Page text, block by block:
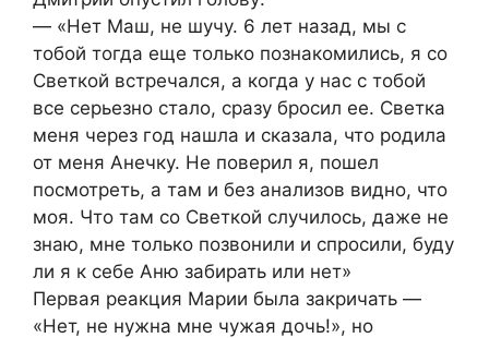
— «Нет Маш, не шучу. 6 лет назад, мы с
тобой тогда еще только познакомились, я со
Светкой встречался, а когда у нас с тобой
все серьезно стало, сразу бросил ее. Светка
меня через год нашла и сказала, что родила
от меня Анечку. Не поверил я, пошел
посмотреть, а там и без анализов видно, что
моя. Что там со Светкой случилось, даже не
знаю, мне только позвонили и спросили, буду
ли я к себе Аню забирать или нет»
Первая реакция Марии была закричать —
«Нет, не нужна мне чужая дочь!», но